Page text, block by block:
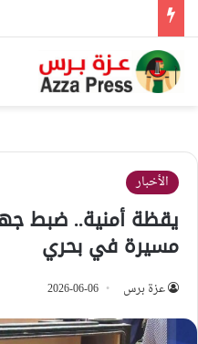
الأخبار
يقظة أمنية.. ضبط
مسيرة في بحري
عزة برس 2026-06-06